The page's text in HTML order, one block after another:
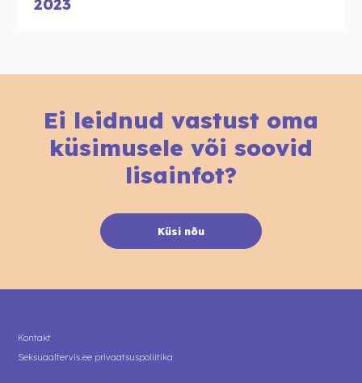
2023
Ei leidnud vastust oma
küsimusele või soovid
lisainfot?
Küsi nõu
Kontakt
Seksuaaltervis.ee privaatsuspoliitika